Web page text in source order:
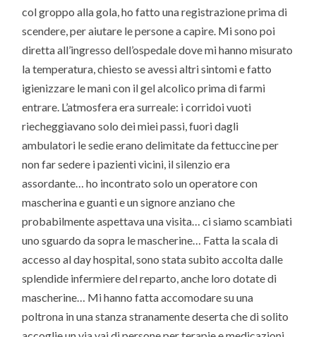
col groppo alla gola, ho fatto una registrazione prima di
scendere, per aiutare le persone a capire. Mi sono poi
diretta all’ingresso dell’ospedale dove mi hanno misurato
la temperatura, chiesto se avessi altri sintomi e fatto
igienizzare le mani con il gel alcolico prima di farmi
entrare. L’atmosfera era surreale: i corridoi vuoti
riecheggiavano solo dei miei passi, fuori dagli
ambulatori le sedie erano delimitate da fettuccine per
non far sedere i pazienti vicini, il silenzio era
assordante… ho incontrato solo un operatore con
mascherina e guanti e un signore anziano che
probabilmente aspettava una visita… ci siamo scambiati
uno sguardo da sopra le mascherine… Fatta la scala di
accesso al day hospital, sono stata subito accolta dalle
splendide infermiere del reparto, anche loro dotate di
mascherine… Mi hanno fatta accomodare su una
poltrona in una stanza stranamente deserta che di solito